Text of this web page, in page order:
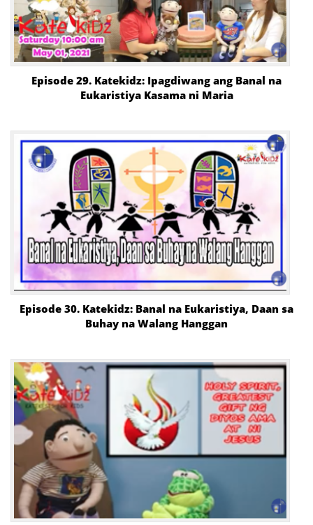
Episode 29. Katekidz: Ipagdiwang ang Banal na
Eukaristiya Kasama ni Maria
Episode 30. Katekidz: Banal na Eukaristiya, Daan sa
Buhay na Walang Hanggan